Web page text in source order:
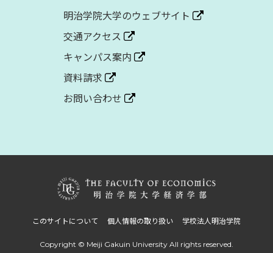
明治学院大学のウェブサイト
交通アクセス
キャンパス案内
資料請求
お問い合わせ
このサイトについて 個人情報の取り扱い 学校法人明治学院
Copyright © Meiji Gakuin University All rights reserved.